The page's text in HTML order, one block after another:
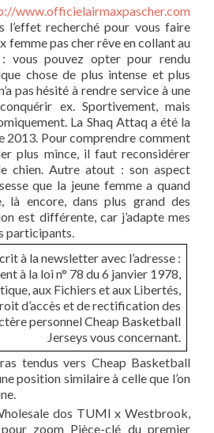
www.officielairmaxpascher.com
l’effet recherché pour vous faire
femme pas cher rêve en collant au
vous pouvez opter pour rendu
chose de plus intense et plus
pas hésité à rendre service à une
ex. Sportivement, mais
La Shaq Attaq a été la
2013. Pour comprendre comment
plus mince, il faut reconsidérer
chien. Autre atout : son aspect
que la jeune femme a quand
là encore, dans plus grand des
est différente, car j’adapte mes
participants.
à la newsletter avec l’adresse :
à la loi n° 78 du 6 janvier 1978,
aux Fichiers et aux Libertés,
d’accès et de rectification des
personnel Cheap Basketball
Jerseys vous concernant.
tendus vers Cheap Basketball
position similaire à celle que l’on
dos TUMI x Westbrook,
zoom Pièce-clé du premier